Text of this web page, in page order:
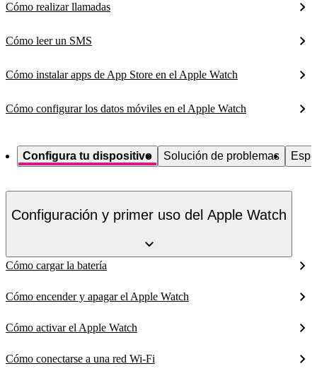
Cómo realizar llamadas
Cómo leer un SMS
Cómo instalar apps de App Store en el Apple Watch
Cómo configurar los datos móviles en el Apple Watch
Configura tu dispositivo Solución de problemas
Configuración y primer uso del Apple Watch
Cómo cargar la batería
Cómo encender y apagar el Apple Watch
Cómo activar el Apple Watch
Cómo conectarse a una red Wi-Fi